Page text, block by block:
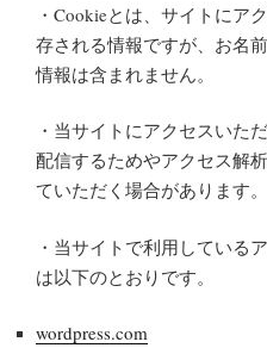
・Cookieとは、サイトにア
存される情報ですが、お名
情報は含まれません。
・当サイトにアクセスいた
配信するためやアクセス解
ていただく場合があります。
・当サイトで利用している
は以下のとおりです。
wordpress.com